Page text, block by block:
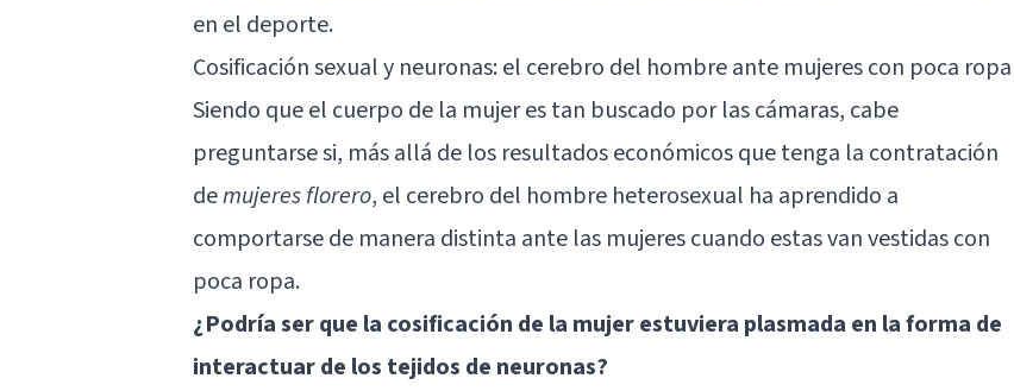
en el deporte.
Cosificación sexual y neuronas: el cerebro del hombre ante mujeres con poca ropa
Siendo que el cuerpo de la mujer es tan buscado por las cámaras, cabe
preguntarse si, más allá de los resultados económicos que tenga la contratación
demujeres florero, el cerebro del hombre heterosexual ha aprendido a
comportarse de manera distinta ante las mujeres cuando estas van vestidas con
poca ropa.
¿Podría ser que la cosificación de la mujer estuviera plasmada en la forma de
interactuar de los tejidos de neuronas?